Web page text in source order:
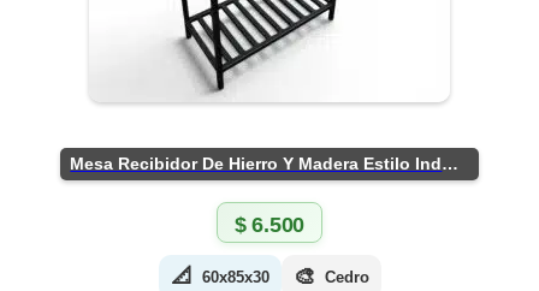
Mesa Recibidor De Hierro Y Madera Estilo Industrial
$6.500
📐 60x85x30 🎨 Cedro